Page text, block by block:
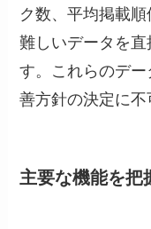
ク数、平均掲載
難しいデータを
す。これらのデ
善方針の決定に不
主要な機能を把